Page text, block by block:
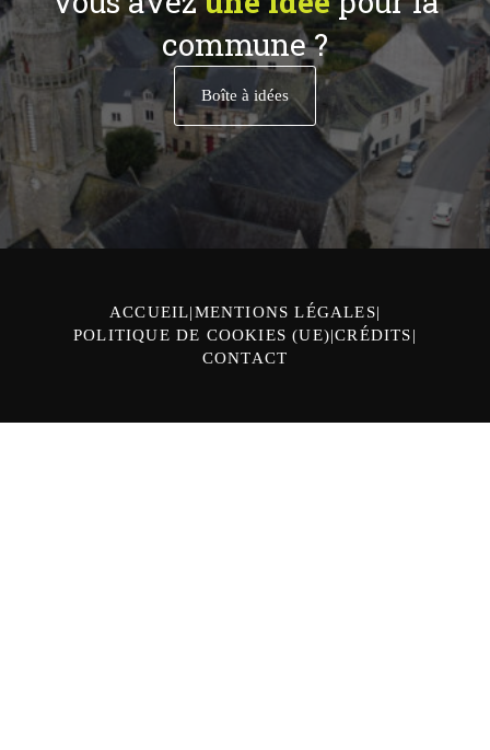
commune ?
Boîte à idées
ACCUEIL MENTIONS LÉGALES
POLITIQUE DE COOKIES (UE) CRÉDITS
CONTACT